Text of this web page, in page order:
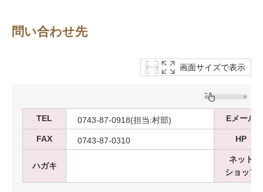
問い合わせ先
画面サイズで表示
TEL 0743-87-0918(担当:村部) Eメール
FAX 0743-87-0310 HP
ハガキ
ネット
ショップ